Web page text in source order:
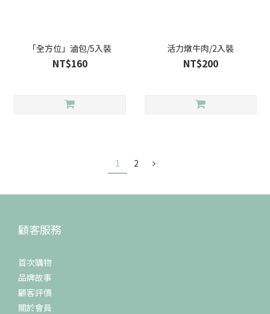
「全方位」滷包/5入裝
NT$160
活力燉牛肉/2入裝
NT$200
1 2
顧客服務
首次購物
品牌故事
顧客評價
關於會員